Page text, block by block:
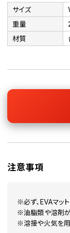
サイズ
重量
材質
注意事項
※必ず、EVAマッ
※油脂類や溶剤が
※溶接や火気を用